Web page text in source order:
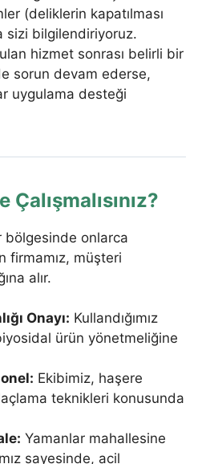
(deliklerin kapatılması
sizi bilgilendiriyoruz.
hizmet sonrası belirli bir
sorun devam ederse,
uygulama desteği
bölgesinde onlarca
firmamız, müşteri
alır.
Onayı: Kullandığımız
ürün yönetmeliğine
Ekibimiz, haşere
teknikleri konusunda
Yamanlar mahallesine
sayesinde, acil